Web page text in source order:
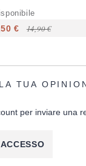
€ 14,90 €
TUA
per inviare una
ACCESSO